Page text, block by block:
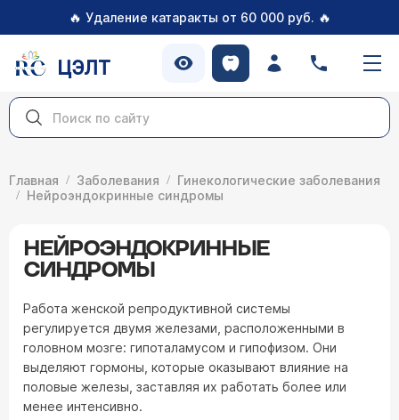
🔥 Удаление катаракты от 60 000 руб. 🔥
ЦЭЛТ
Главная Заболевания
Гинекологические заболевания
Нейроэндокринные синдромы
НЕЙРОЭНДОКРИННЫЕ
СИНДРОМЫ
Работа женской репродуктивной системы
регулируется двумя железами, расположенными в
головном мозге: гипоталамусом и гипофизом. Они
выделяют гормоны, которые оказывают влияние на
половые железы, заставляя их работать более или
менее интенсивно.